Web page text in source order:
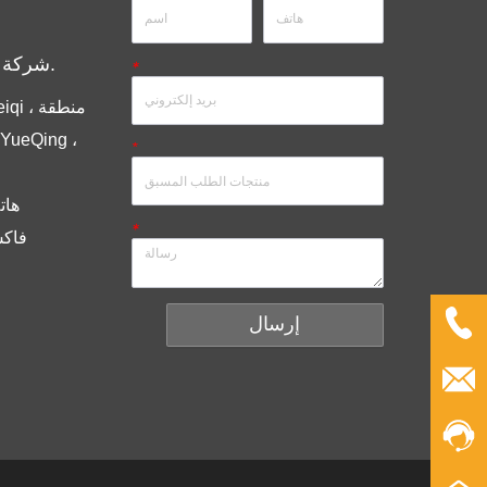
شركة مجموعة أنديلي المحدودة.
هاتف
فاكس ：
*
*
*
إرسال